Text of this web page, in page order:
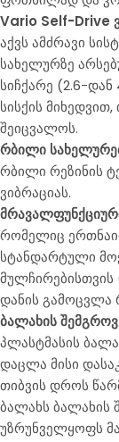
Vario Self-Drive
აქვს ამძრავი
სახელურზე
სიჩქარე (2.6-დან
სისქის
შეიცვალოს.
რბილი
რბილი რეზინის
ვიბრაციას.
რომელიც
სტანდარტული
მულჩირებისთვის
დანის გამოცვლა
ბალახის
პლასტმასის
დაცლა მისი
თიბვის დროს
ბალახს ბალახის
უზრუნველყოფს